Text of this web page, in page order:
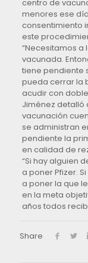
centro de
menores ese
consentimiento
este
“Necesitamos a
vacunada.
tiene pendiente
pueda cerrar la
acudir con doble
Jiménez detalló
vacunación
se administran
pendiente la
en calidad de
“Si hay alguien
a poner Pfizer.
a poner la que
en la meta
años todos
Share